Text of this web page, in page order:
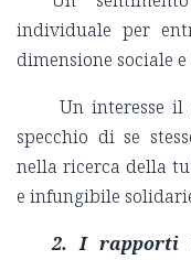
individuale per
dimensione sociale
Un interesse
specchio di se
nella ricerca della
e infungibile
2. I rapporti